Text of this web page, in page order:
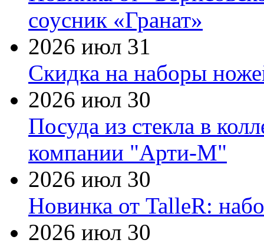
соусник «Гранат»
2026 июл 31
Скидка на наборы
2026 июл 30
Посуда из стекла в
компании "Арти-М"
2026 июл 30
Новинка от TalleR:
2026 июл 30